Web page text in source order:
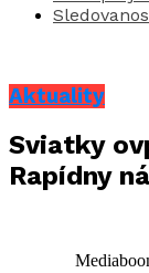
Aktuality
Sviatky
Rapídny